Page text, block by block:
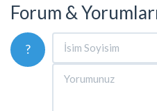
Forum &
?